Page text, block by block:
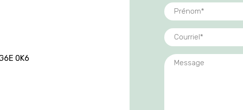
0K6
PRÉNOM
*
COURRIEL
*
MESSAGE